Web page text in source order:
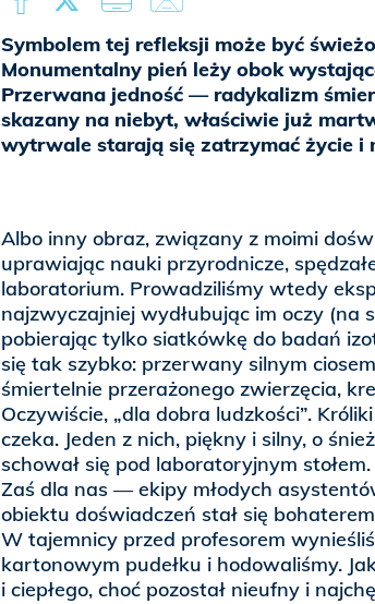
Symbolem tej refleksji może być
Monumentalny pień leży obok
Przerwana jedność — radykalizm
skazany na niebyt, właściwie już
wytrwale starają się zatrzymać życie i
Albo inny obraz, związany z moimi
uprawiając nauki przyrodnicze,
laboratorium. Prowadziliśmy wtedy
najzwyczajniej wydłubując im oczy (na
pobierając tylko siatkówkę do badań
się tak szybko: przerwany silnym
śmiertelnie przerażonego zwierzęcia,
Oczywiście, „dla dobra ludzkości”.
czeka. Jeden z nich, piękny i silny, o
schował się pod laboratoryjnym
Zaś dla nas — ekipy młodych
obiektu doświadczeń stał się
W tajemnicy przed profesorem
kartonowym pudełku i hodowaliśmy.
i ciepłego, choć pozostał nieufny i